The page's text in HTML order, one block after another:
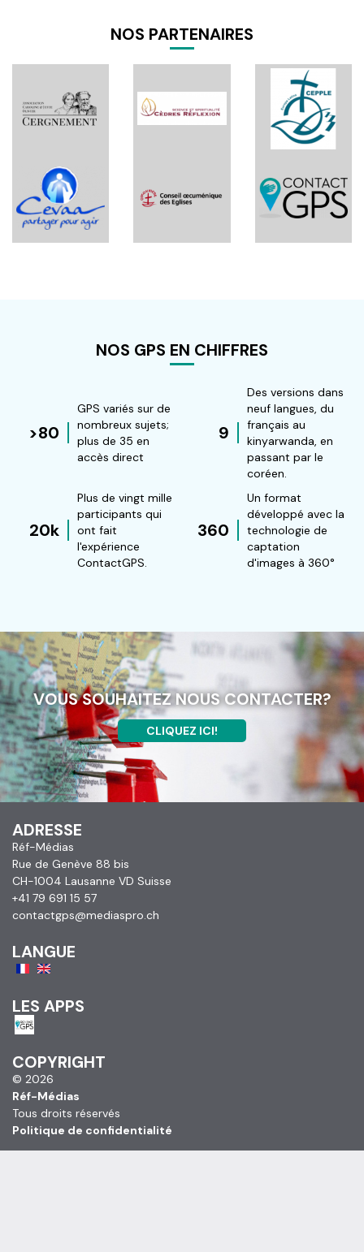
NOS PARTENAIRES
Pagination
NOS GPS EN CHIFFRES
>80
GPS variés sur de
nombreux sujets;
plus de 35 en
accès direct
9
Des versions dans
neuf langues, du
français au
kinyarwanda, en
passant par le
coréen.
20k
Plus de vingt mille
participants qui
ont fait
l'expérience
ContactGPS.
360
Un format
développé avec la
technologie de
captation
d'images à 360°
VOUS SOUHAITEZ NOUS CONTACTER?
CLIQUEZ ICI!
ADRESSE
Réf-Médias
Rue de Genève 88 bis
CH-1004 Lausanne VD Suisse
+41 79 691 15 57
contactgps@mediaspro.ch
LANGUE
LES APPS
COPYRIGHT
© 2026
Réf-Médias
Tous droits réservés
Politique de confidentialité